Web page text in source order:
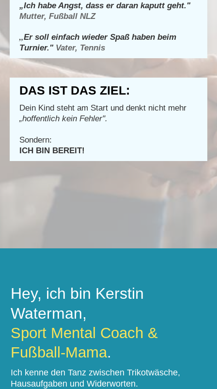
„Ich habe Angst, dass er daran kaputt geht."
Mutter, Fußball NLZ
„Er soll einfach wieder Spaß haben beim
Turnier." Vater, Tennis
DAS IST DAS ZIEL:
Dein Kind steht am Start und denkt nicht mehr
„hoffentlich kein Fehler".
Sondern:
ICH BIN BEREIT!
Hey, ich bin Kerstin
Waterman,
Sport Mental Coach &
Fußball-Mama.
Ich kenne den Tanz zwischen Trikotwäsche,
Hausaufgaben und Widerworten.